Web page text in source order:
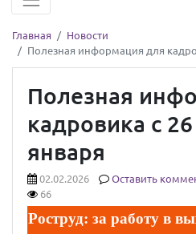
Главная
Новости
Полезная информация для
Полезная
кадровика с
января
02.02.2026 Оставить
66
Роструд: за работу в